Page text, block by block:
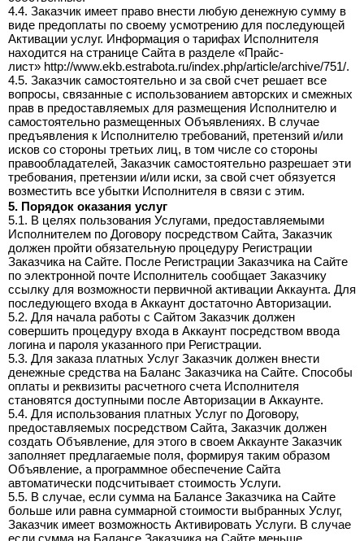
4.4. Заказчик имеет право внести любую денежную сумму в
виде предоплаты по своему усмотрению для последующей
Активации услуг. Информация о тарифах Исполнителя
находится на странице Сайта в разделе «Прайс-
лист» http://www.ekb.estrabota.ru/index.php/article/archive/751/.
4.5. Заказчик самостоятельно и за свой счет решает все
вопросы, связанные с использованием авторских и смежных
прав в предоставляемых для размещения Исполнителю и
самостоятельно размещенных Объявлениях. В случае
предъявления к Исполнителю требований, претензий и/или
исков со стороны третьих лиц, в том числе со стороны
правообладателей, Заказчик самостоятельно разрешает эти
требования, претензии и/или иски, за свой счет обязуется
возместить все убытки Исполнителя в связи с этим.
5. Порядок оказания услуг
5.1. В целях пользования Услугами, предоставляемыми
Исполнителем по Договору посредством Сайта, Заказчик
должен пройти обязательную процедуру Регистрации
Заказчика на Сайте. После Регистрации Заказчика на Сайте
по электронной почте Исполнитель сообщает Заказчику
ссылку для возможности первичной активации Аккаунта. Для
последующего входа в Аккаунт достаточно Авторизации.
5.2. Для начала работы с Сайтом Заказчик должен
совершить процедуру входа в Аккаунт посредством ввода
логина и пароля указанного при Регистрации.
5.3. Для заказа платных Услуг Заказчик должен внести
денежные средства на Баланс Заказчика на Сайте. Способы
оплаты и реквизиты расчетного счета Исполнителя
становятся доступными после Авторизации в Аккаунте.
5.4. Для использования платных Услуг по Договору,
предоставляемых посредством Сайта, Заказчик должен
создать Объявление, для этого в своем Аккаунте Заказчик
заполняет предлагаемые поля, формируя таким образом
Объявление, а программное обеспечение Сайта
автоматически подсчитывает стоимость Услуги.
5.5. В случае, если сумма на Балансе Заказчика на Сайте
больше или равна суммарной стоимости выбранных Услуг,
Заказчик имеет возможность Активировать Услуги. В случае
если сумма на Балансе Заказчика на Сайте меньше